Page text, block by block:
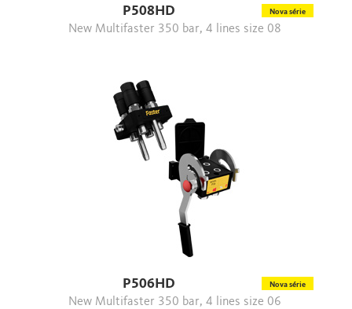
P508HD Nova série
New Multifaster 350 bar, 4 lines size 08
P506HD Nova série
New Multifaster 350 bar, 4 lines size 06